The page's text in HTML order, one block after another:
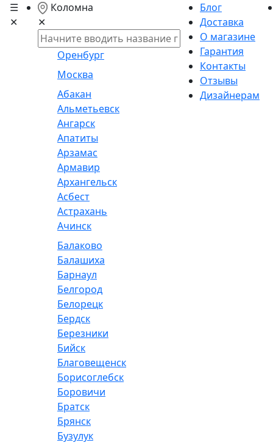
☰
✕
Коломна
✕
Оренбург
Москва
Абакан
Альметьевск
Ангарск
Апатиты
Арзамас
Армавир
Архангельск
Асбест
Астрахань
Ачинск
Балаково
Балашиха
Барнаул
Белгород
Белорецк
Бердск
Березники
Бийск
Благовещенск
Борисоглебск
Боровичи
Братск
Брянск
Бузулук
Блог
Доставка
О магазине
Гарантия
Контакты
Отзывы
Дизайнерам